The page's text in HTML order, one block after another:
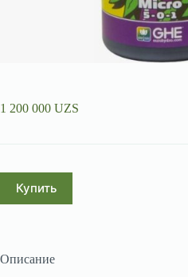
1 200 000 UZS
Купить
Описание